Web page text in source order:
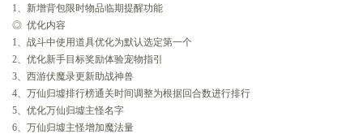
1、新增背包限时物品临期提醒功能
◎ 优化内容
1、战斗中使用道具优化为默认选定第一个
2、优化新手目标奖励体验宠物指引
3、西游伏魔录更新助战神兽
4、万仙归墟排行榜通关时间调整为根据回合数进行排行
5、优化万仙归墟主怪名字
6、万仙归墟主怪增加魔法量